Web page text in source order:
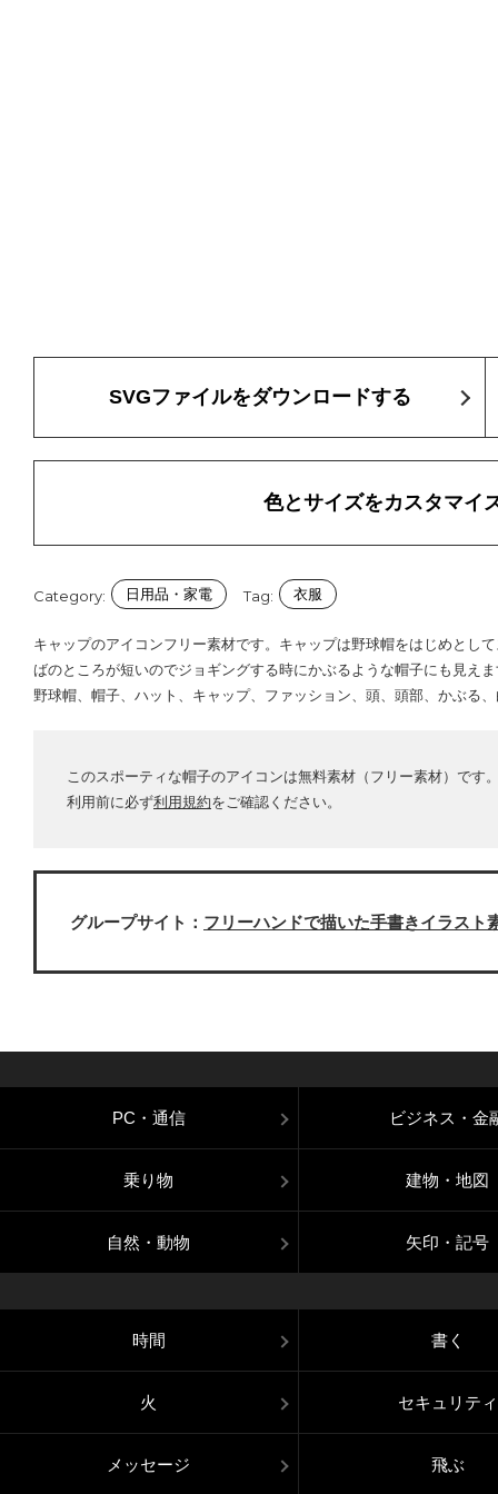
SVGファイルをダウンロードする
色とサイズをカスタマイ
Category: 日用品・家電 Tag: 衣服
キャップのアイコンフリー素材です。キャップは野球帽をはじめとし
ばのところが短いのでジョギングする時にかぶるような帽子にも見えま
野球帽、帽子、ハット、キャップ、ファッション、頭、頭部、かぶる、
このスポーティな帽子のアイコンは無料素材（フリー素材）で
利用前に必ず利用規約をご確認ください。
グループサイト： フリーハンドで描いた手書きイラスト
PC・通信 ビジネス・金
乗り物 建物・地図
自然・動物 矢印・記号
時間 書く
火 セキュリティ
メッセージ 飛ぶ